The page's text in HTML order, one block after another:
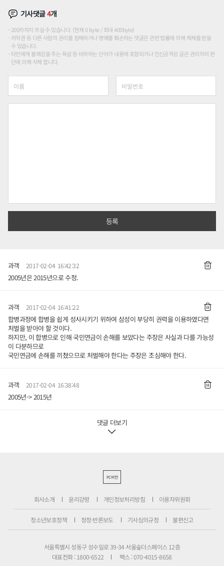
기사댓글4개
200자까지 쓰실 수 있습니다. (현재 0 byte / 최대 400byte)
저작권 등 다른 사람의 권리를 침해하거나 명예를 훼손하는 댓글은 관련 법률에 의해 제재를 받을
수 있습니다.
타인에게 불쾌감을 주는 욕설 등 비하하는 단어가 내용에 포함되거나 인신공격성 글은 관리자의 판
단에 의해 삭제 합니다.
과객 2017-02-04 16:42:32
2005년은 2015년으로 수정.
과객 2017-02-04 16:41:22
합병과정에 합병을 쉽게 성사시키기 위하여 삼성이 부당히 권력을 이용하였다면
처벌을 받아야 할 것이다.
하지만, 이 합병으로 인해 국민연금이 손해를 보았다는 주장은 사실과 다를 가능성
이 다분하므로
국민연금에 손해를 끼쳤으므로 처벌해야 한다는 주장은 조심해야 한다.
과객 2017-02-04 16:38:48
2005년-> 2015년
댓글 더보기
PC버전
회사소개 윤리강령 개인정보처리방침 이용자위원회
청소년보호정책 정정·반론보도 기사심의규정 불편신고
서울특별시 성동구 성수일로 39-34 서울숲더스페이스 12층
대표전화 : 1800-6522
팩스 : 070-4015-8658